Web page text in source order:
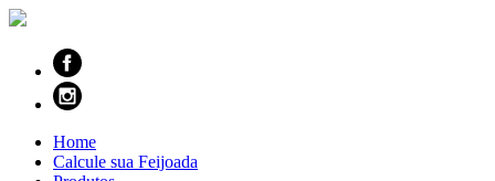
Home
Calcule sua Feijoada